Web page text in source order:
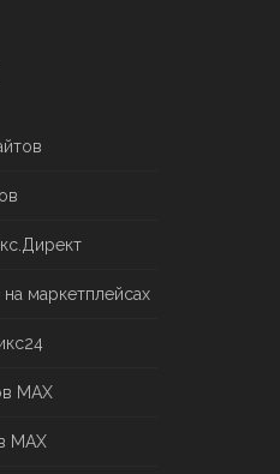
маркетплейсах
MAX
MAX